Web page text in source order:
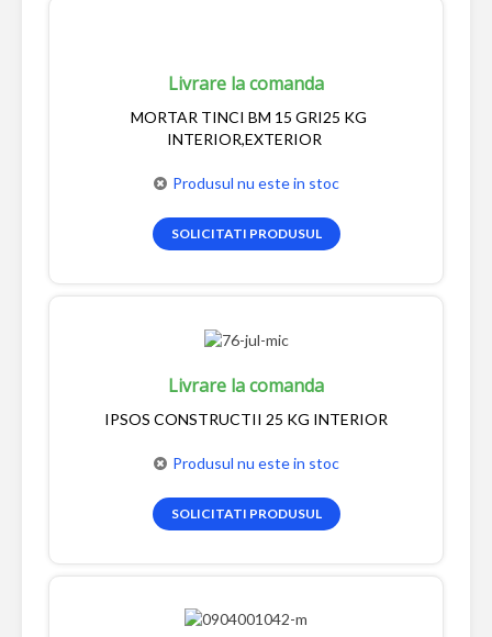
Livrare la comanda
MORTAR TINCI BM 15 GRI25 KG
INTERIOR,EXTERIOR
Produsul nu este in stoc
SOLICITATI PRODUSUL
Livrare la comanda
IPSOS CONSTRUCTII 25 KG INTERIOR
Produsul nu este in stoc
SOLICITATI PRODUSUL